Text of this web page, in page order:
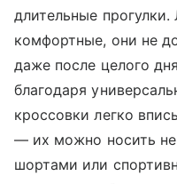
длительные прогулки.
комфортные, они не
даже после целого
благодаря
кроссовки легко
— их можно носить
шортами или